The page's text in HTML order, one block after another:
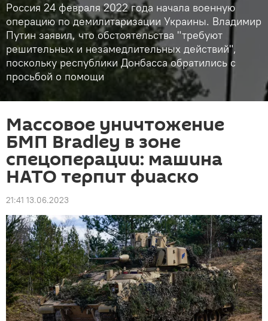
Россия 24 февраля 2022 года начала военную
операцию по демилитаризации Украины. Владимир
Путин заявил, что обстоятельства "требуют
решительных и незамедлительных действий",
поскольку республики Донбасса обратились с
просьбой о помощи
Массовое уничтожение
БМП Bradley в зоне
спецоперации: машина
НАТО терпит фиаско
21:41 13.06.2023